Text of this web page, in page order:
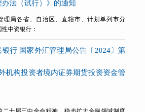
办法（试行）》的通知
理局各省、自治区、直辖市、计划单列市分
中资银行：
银行 国家外汇管理局公告〔2024〕第
机构投资者境内证券期货投资资金管